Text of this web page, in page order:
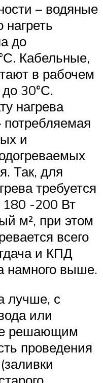
– водяные
нагреть
до
Кабельные,
в рабочем
30°С.
нагрева
потребляемая
и
Так, для
требуется
180 -200 Вт
м², при этом
всего
и КПД
намного выше.
лучше, с
или
решающим
проведения